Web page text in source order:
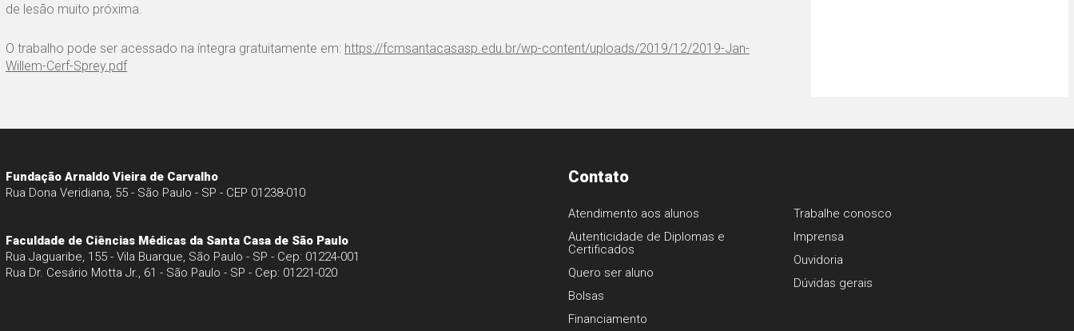
de lesão muito próxima.
O trabalho pode ser acessado na íntegra gratuitamente em: https://fcmsantacasasp.edu.br/wp-content/uploads/2019/12/2019-Jan-
Willem-Cerf-Sprey.pdf
Fundação Arnaldo Vieira de Carvalho
Rua Dona Veridiana, 55 - São Paulo - SP - CEP 01238-010
Faculdade de Ciências Médicas da Santa Casa de São Paulo
Rua Jaguaribe, 155 - Vila Buarque, São Paulo - SP - Cep: 01224-001
Rua Dr. Cesário Motta Jr., 61 - São Paulo - SP - Cep: 01221-020
Contato
Atendimento aos alunos
Autenticidade de Diplomas e
Certificados
Quero ser aluno
Bolsas
Financiamento
Trabalhe conosco
Imprensa
Ouvidoria
Dúvidas gerais